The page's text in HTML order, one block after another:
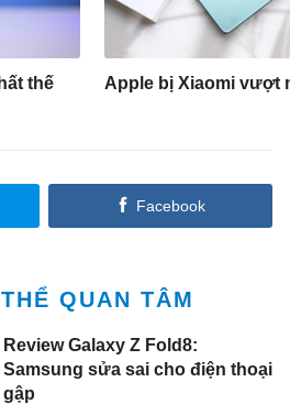
thế
Apple bị Xiaomi vượt
Facebook
QUAN TÂM
Review Galaxy Z Fold8:
Samsung sửa sai cho điện thoại
gập